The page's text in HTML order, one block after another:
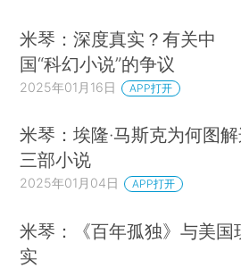
米琴：深度真实？有关中
国“科幻小说”的争议
2025年01月16日 APP打开
米琴：埃隆·马斯克为何图
三部小说
2025年01月04日 APP打开
米琴：《百年孤独》与美国
实